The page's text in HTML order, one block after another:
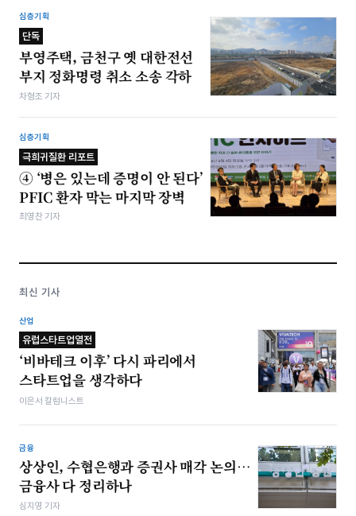
심층기획
단독
부영주택, 금천구 옛 대한전선
부지 정화명령 취소 소송 각하
차형조 기자
심층기획
극희귀질환 리포트
④ ‘병은 있는데 증명이 안 된다’
PFIC 환자 막는 마지막 장벽
최영찬 기자
최신 기사
산업
유럽스타트업열전
‘비바테크 이후’ 다시 파리에서
스타트업을 생각하다
이은서 칼럼니스트
금융
상상인, 수협은행과 증권사 매각 논의…
금융사 다 정리하나
심지영 기자